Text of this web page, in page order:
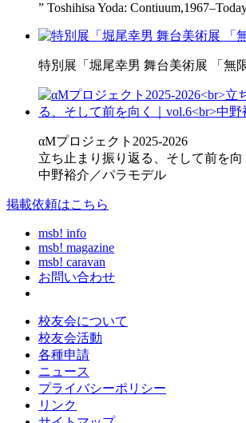
” Toshihisa Yoda:
特別展「堀尾幸男 舞台美術展 「無
αMプロジェクト2025-2026
立ち止まり振り返る、そして前を向
中野裕介／パラモデル
掲載依頼はこちら
msb! info
msb! magazine
msb! caravan
お問い合わせ
校友会について
校友会活動
各種申請
ニュース
プライバシーポリシー
リンク